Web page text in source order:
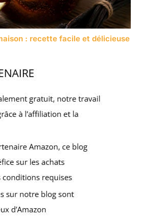
: recette facile et délicieuse